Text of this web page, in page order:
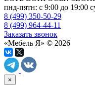
пнд-пятн: с 9:00 до 19:00
8 (499) 350-50-29
8 (499) 964-44-11
Заказать звонок
«Мебель Я» © 2026
×